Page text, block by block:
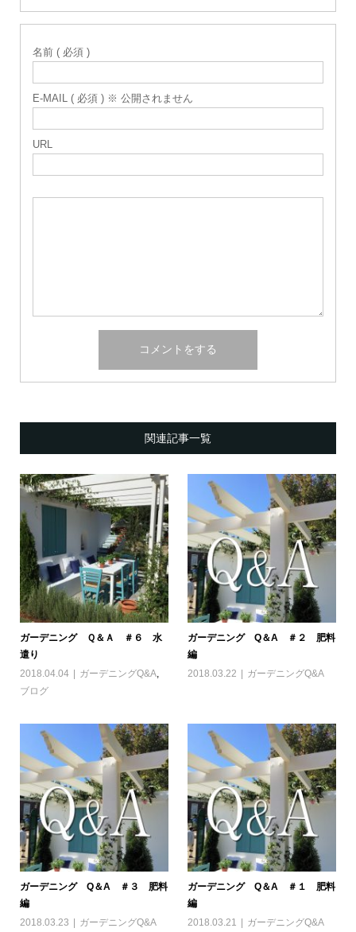
名前 ( 必須 )
E-MAIL ( 必須 ) ※ 公開されません
URL
関連記事一覧
ガーデニング Ｑ＆Ａ ＃６ 水
遣り
2018.04.04
ガーデニングQ&A,
ブログ
ガーデニング Q＆A ＃２ 肥料
編
2018.03.22
ガーデニングQ&A
ガーデニング Q＆A ＃３ 肥料
編
2018.03.23
ガーデニングQ&A
ガーデニング Q＆A ＃１ 肥料
編
2018.03.21
ガーデニングQ&A